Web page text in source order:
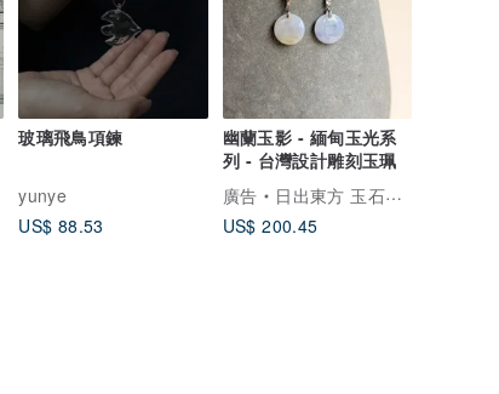
玻璃飛鳥項鍊
yunye
US$ 88.53
幽蘭玉影 - 緬甸玉光系
列 - 台灣設計雕刻玉珮
廣告
日出東方 玉石作坊 Oriental Sunrise
US$ 200.45